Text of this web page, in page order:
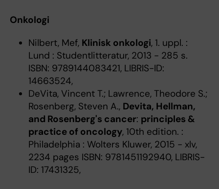
Onkologi
Nilbert, Mef, Klinisk onkologi, 1. uppl. :
Lund : Studentlitteratur, 2013 - 285 s.
ISBN: 9789144083421, LIBRIS-ID:
14663524,
DeVita, Vincent T.; Lawrence, Theodore S.;
Rosenberg, Steven A., Devita, Hellman,
and Rosenberg's cancer: principles &
practice of oncology, 10th edition. :
Philadelphia : Wolters Kluwer, 2015 - xlv,
2234 pages ISBN: 9781451192940, LIBRIS-
ID: 17431325,